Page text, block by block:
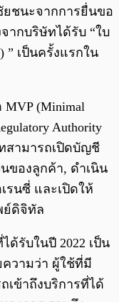
0:00
ยชนะจากการยื่นขอ
ากบริษัทได้รับ “ใบ
” เป็นครั้งแรกใน
(Minimal
Authority
สามารถเปิดบัญชี
ของลูกค้า, ดำเนิน
รนซี่ และเปิดให้
ย์ดิจิทัล
ด้รับในปี 2022 เป็น
วามว่า ผู้ใช้ที่มี
ข้าถึงบริการที่ได้